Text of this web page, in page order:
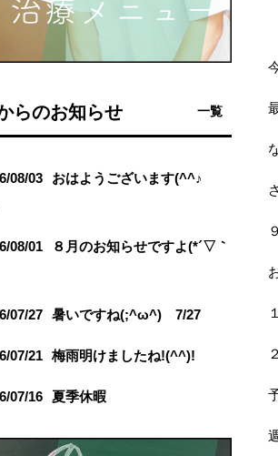
らのお知らせ 一覧
08/03
おはようございます(^^♪
08/01
８月のお知らせですよ(*´▽｀
07/27 暑いですね(;^ω^) 7/27
07/21 梅雨明けましたね!(^^)!
07/16 夏季休暇